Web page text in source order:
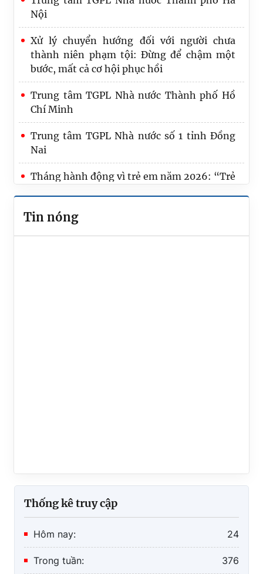
Nội
Xử lý chuyển hướng đối với người chưa
thành niên phạm tội: Đừng để chậm một
bước, mất cả cơ hội phục hồi
Trung tâm TGPL Nhà nước Thành phố Hồ
Chí Minh
Trung tâm TGPL Nhà nước số 1 tỉnh Đồng
Nai
Tháng hành động vì trẻ em năm 2026: “Trẻ
Tin nóng
Thống kê truy cập
Hôm nay: 24
Trong tuần: 376